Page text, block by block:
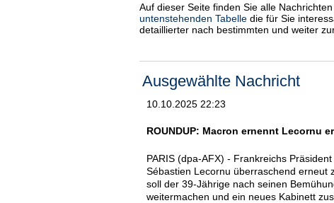
Auf dieser Seite finden Sie alle
untenstehenden Tabelle die für Sie
detaillierter nach bestimmten und weiter
Ausgewählte Nachricht
10.10.2025 22:23
ROUNDUP: Macron ernennt Lecornu
PARIS (dpa-AFX) - Frankreichs
Sébastien Lecornu überraschend erneut
soll der 39-Jährige nach seinen
weitermachen und ein neues Kabinett